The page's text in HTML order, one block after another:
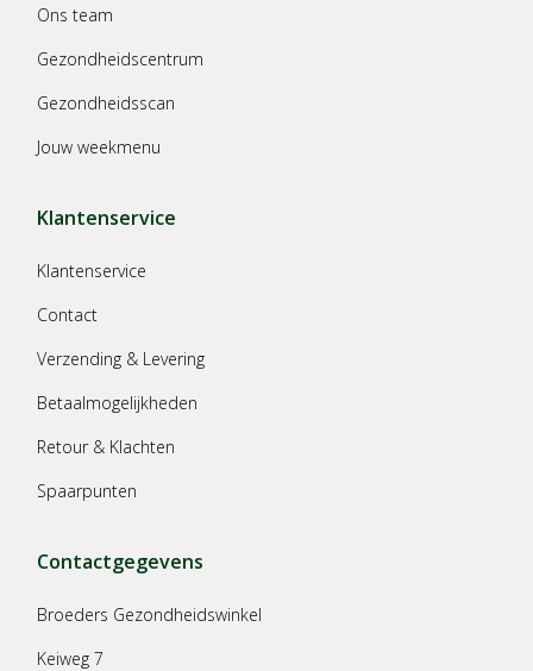
Ons team
Gezondheidscentrum
Gezondheidsscan
Jouw weekmenu
Klantenservice
Klantenservice
Contact
Verzending & Levering
Betaalmogelijkheden
Retour & Klachten
Spaarpunten
Contactgegevens
Broeders Gezondheidswinkel
Keiweg 7